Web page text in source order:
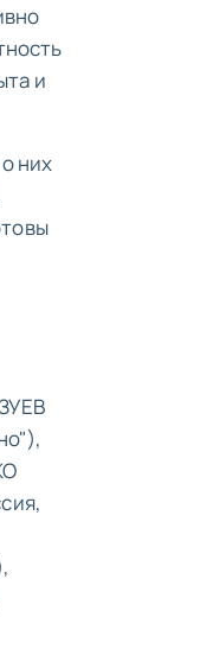
и
них